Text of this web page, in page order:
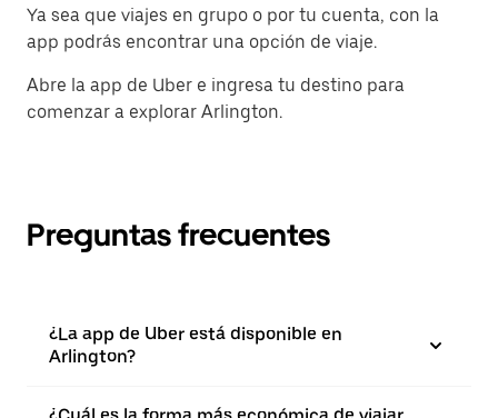
Ya sea que viajes en grupo o por tu cuenta, con la
app podrás encontrar una opción de viaje.
Abre la app de Uber e ingresa tu destino para
comenzar a explorar Arlington.
Preguntas frecuentes
¿La app de Uber está disponible en
Arlington?